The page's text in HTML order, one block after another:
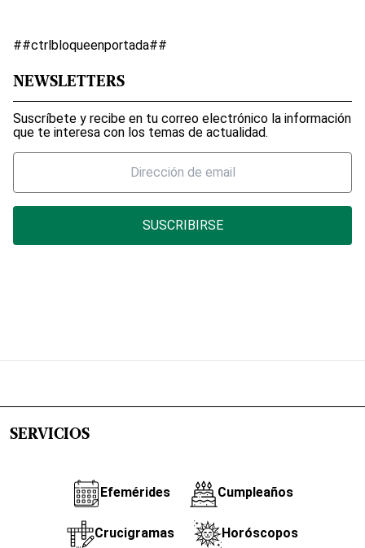
##ctrlbloqueenportada##
NEWSLETTERS
Suscríbete y recibe en tu correo electrónico la información
que te interesa con los temas de actualidad.
SUSCRIBIRSE
SERVICIOS
Efemérides Cumpleaños
Crucigramas Horóscopos